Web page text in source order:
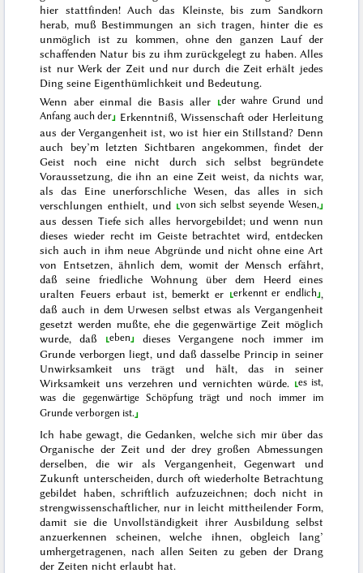
hier stattfinden! Auch das Kleinste, bis zum Sandkorn
herab, muß Bestimmungen an sich tragen, hinter die es
unmöglich ist zu kommen, ohne den ganzen Lauf der
schaffenden Natur bis zu ihm zurückgelegt zu haben. Alles
ist nur Werk der Zeit und nur durch die Zeit erhält jedes
Ding seine Eigenthümlichkeit und Bedeutung.
Wenn aber einmaldie Basis aller
der wahre Grund und
Anfang auch der
Erkenntniß, Wissenschaft oder Herleitung
aus der Vergangenheit ist, wo ist hier ein Stillstand? Denn
auch bey’m letzten Sichtbaren angekommen, findet der
Geist noch eine nicht durch sich selbst begründete
Voraussetzung, die ihn an eine Zeit weist, da nichts war,
als das Eine unerforschliche Wesen, das alles in sich
verschlungen enthielt, und
von sich selbst seyende Wesen,
aus dessen Tiefe sich alles hervorgebildet; und wenn nun
dieses wieder recht im Geiste betrachtet wird, entdecken
sich auch in ihm neue Abgründe und nicht ohne eine Art
von Entsetzen, ähnlich dem, womit der Mensch erfährt,
daß seine friedliche Wohnung über dem Heerd eines
uralten Feuers erbaut ist, bemerkt er
erkennt er endlich ,
daß auch in dem Urwesen selbst etwas als Vergangenheit
gesetzt werden mußte, ehe die gegenwärtige Zeit möglich
wurde, daß
eben dieses Vergangene noch immer im
Grunde verborgen liegt, und daß dasselbe Princip in seiner
Unwirksamkeit uns trägt und hält, das in seiner
Wirksamkeit uns verzehren und vernichten würde.
es ist,
was die gegenwärtige Schöpfung trägt und noch immer im
Grunde verborgen ist.
Ich habe gewagt, die Gedanken, welche sich mir über das
Organische der Zeit und der drey großen Abmessungen
derselben, die wir als Vergangenheit, Gegenwart und
Zukunft unterscheiden, durch oft wiederholte Betrachtung
gebildet haben, schriftlich aufzuzeichnen; doch nicht in
strengwissenschaftlicher, nur in leicht mittheilender Form,
damit sie die Unvollständigkeit ihrer Ausbildung selbst
anzuerkennen scheinen, welche ihnen, obgleich lang’
umhergetragenen, nach allen Seiten zu geben der Drang
der Zeiten nicht erlaubt hat.